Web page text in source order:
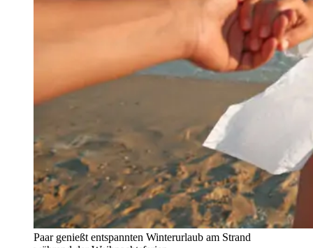
Paar genießt entspannten Winterurlaub am Strand